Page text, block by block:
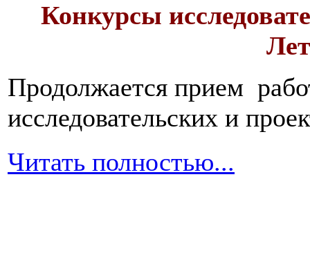
Конкурсы
Продолжается прием
исследовательских и
Читать полностью...